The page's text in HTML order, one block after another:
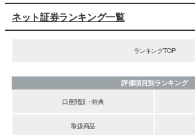
ネット証券ランキング一覧
ランキングTOP
評価項目別ランキング
口座開設・特典
取扱商品